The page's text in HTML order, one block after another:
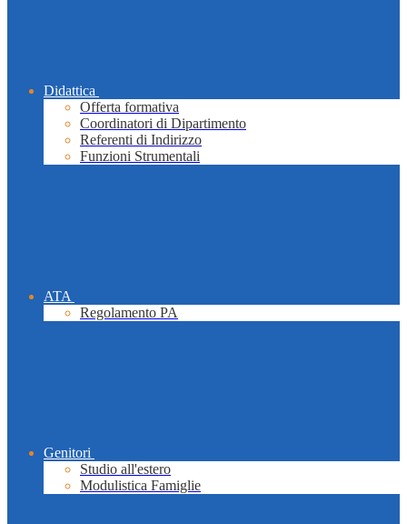
Didattica
Offerta formativa
Coordinatori di Dipartimento
Referenti di Indirizzo
Funzioni Strumentali
ATA
Regolamento PA
Genitori
Studio all'estero
Modulistica Famiglie